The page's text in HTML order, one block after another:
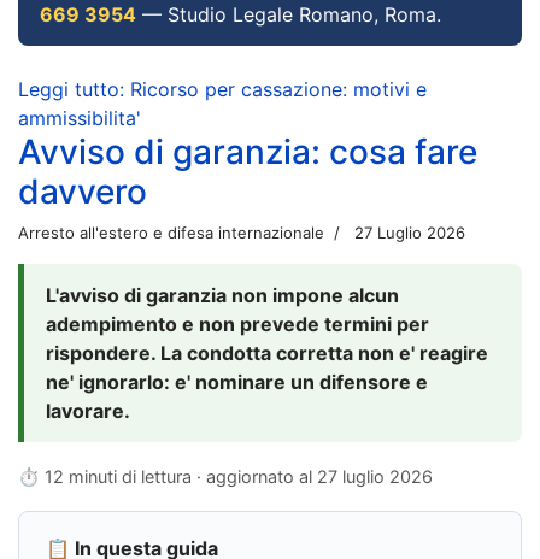
669 3954 — Studio Legale Romano, Roma.
Leggi tutto: Ricorso per cassazione: motivi e
ammissibilita'
Avviso di garanzia: cosa fare
davvero
Arresto all'estero e difesa internazionale 27 Luglio 2026
L'avviso di garanzia non impone alcun
adempimento e non prevede termini per
rispondere. La condotta corretta non e' reagire
ne' ignorarlo: e' nominare un difensore e
lavorare.
⏱ 12 minuti di lettura · aggiornato al 27 luglio 2026
📋 In questa guida